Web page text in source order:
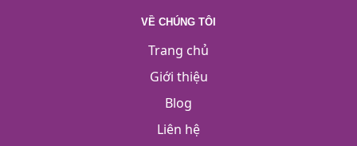
VỀ CHÚNG TÔI
Trang chủ
Giới thiệu
Blog
Liên hệ